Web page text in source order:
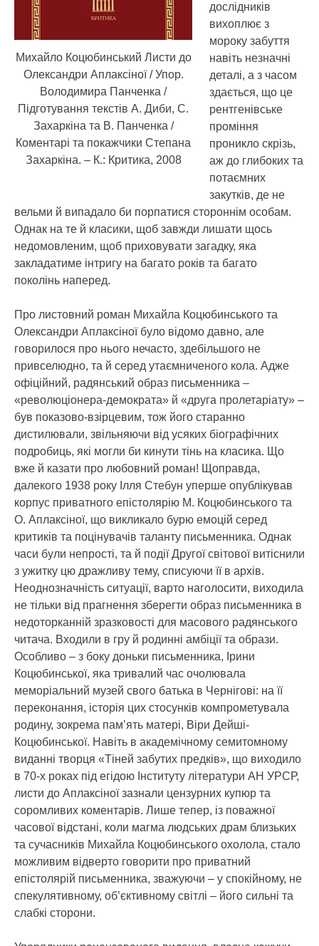
Михайло Коцюбинський Листи до
Олександри Аплаксіної / Упор.
Володимира Панченка /
Підготування текстів А. Диби, С.
Захаркіна та В. Панченка /
Коментарі та покажчики Степана
Захаркіна. – К.: Критика, 2008
дослідників
вихоплює з
мороку забуття
навіть незначні
деталі, а з часом
здається, що це
рентгенівське
проміння
проникло скрізь,
аж до глибоких та
потаємних
закутків, де не
вельми й випадало би порпатися стороннім особам.
Однак на те й класики, щоб завжди лишати щось
недомовленим, щоб приховувати загадку, яка
закладатиме інтригу на багато років та багато
поколінь наперед.
Про листовний роман Михайла Коцюбинського та
Олександри Аплаксіної було відомо давно, але
говорилося про нього нечасто, здебільшого не
привселюдно, та й серед утаємниченого кола. Адже
офіційний, радянський образ письменника –
«революціонера-демократа» й «друга пролетаріату» –
був показово-взірцевим, тож його старанно
дистилювали, звільняючи від усяких біографічних
подробиць, які могли би кинути тінь на класика. Що
вже й казати про любовний роман! Щоправда,
далекого 1938 року Ілля Стебун уперше опублікував
корпус приватного епістолярію М. Коцюбинського та
О. Аплаксіної, що викликало бурю емоцій серед
критиків та поцінувачів таланту письменника. Однак
часи були непрості, та й події Другої світової витіснили
з ужитку цю дражливу тему, списуючи її в архів.
Неоднозначність ситуації, варто наголосити, виходила
не тільки від прагнення зберегти образ письменника в
недоторканній зразковості для масового радянського
читача. Входили в гру й родинні амбіції та образи.
Особливо – з боку доньки письменника, Ірини
Коцюбинської, яка тривалий час очолювала
меморіальний музей свого батька в Чернігові: на її
переконання, історія цих стосунків компрометувала
родину, зокрема пам’ять матері, Віри Дейші-
Коцюбинської. Навіть в академічному семитомному
виданні творця «Тіней забутих предків», що виходило
в 70-х роках під егідою Інституту літератури АН УРСР,
листи до Аплаксіної зазнали цензурних купюр та
соромливих коментарів. Лише тепер, із поважної
часової відстані, коли магма людських драм близьких
та сучасників Михайла Коцюбинського охолола, стало
можливим відверто говорити про приватний
епістолярій письменника, зважуючи – у спокійному, не
спекулятивному, об’єктивному світлі – його сильні та
слабкі сторони.